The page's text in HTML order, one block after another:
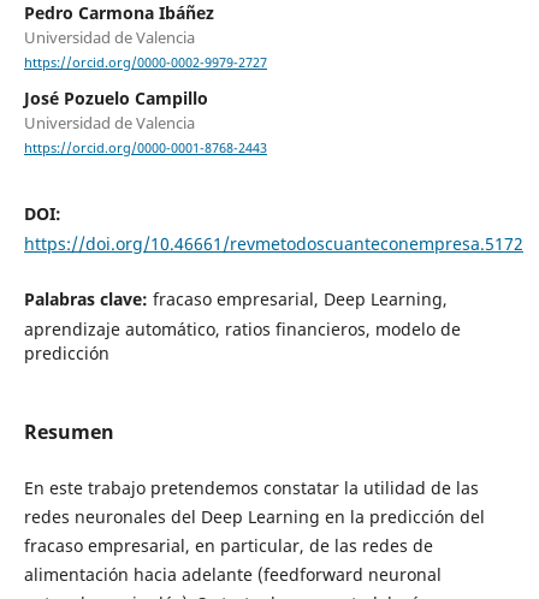
Pedro Carmona Ibáñez
Universidad de Valencia
https://orcid.org/0000-0002-9979-2727
José Pozuelo Campillo
Universidad de Valencia
https://orcid.org/0000-0001-8768-2443
DOI:
https://doi.org/10.46661/revmetodoscuanteconempresa.5172
Palabras clave: fracaso empresarial, Deep Learning,
aprendizaje automático, ratios financieros, modelo de
predicción
Resumen
En este trabajo pretendemos constatar la utilidad de las
redes neuronales del Deep Learning en la predicción del
fracaso empresarial, en particular, de las redes de
alimentación hacia adelante (feedforward neuronal